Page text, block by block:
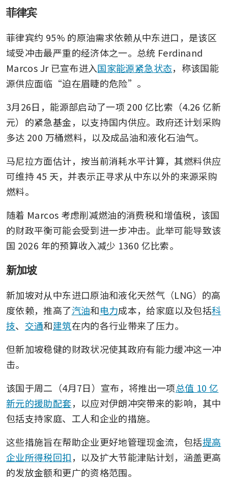
菲律宾
菲律宾约 95% 的原油需求依赖从中东进口，是该区
域受冲击最严重的经济体之一。总统 Ferdinand
Marcos Jr 已宣布进入国家能源紧急状态，称该国能
源供应面临“迫在眉睫的危险”。
3月26日，能源部启动了一项 200 亿比索（4.26 亿新
元）的紧急基金，以支持国内供应。政府还计划采购
多达 200 万桶燃料，以及成品油和液化石油气。
马尼拉方面估计，按当前消耗水平计算，其燃料供应
可维持 45 天，并表示正寻求从中东以外的来源采购
燃料。
随着 Marcos 考虑削减燃油的消费税和增值税，该国
的财政平衡可能会受到进一步冲击。此举可能导致该
国 2026 年的预算收入减少 1360 亿比索。
新加坡
新加坡对从中东进口原油和液化天然气（LNG）的高
度依赖，推高了汽油和电力成本，给家庭以及包括科
技、 交通和建筑在内的各行业带来了压力。
但新加坡稳健的财政状况使其政府有能力缓冲这一冲
击。
该国于周二（4月7日）宣布，将推出一项总值 10 亿
新元的援助配套，以应对伊朗冲突带来的影响，其中
包括支持家庭、工人和企业的措施。
这些措施旨在帮助企业更好地管理现金流，包括提高
企业所得税回扣，以及扩大节能津贴计划，涵盖更高
的发放金额和更广的资格范围。